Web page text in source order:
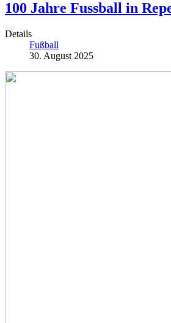
100 Jahre Fussball in
Details
Fußball
30. August 2025